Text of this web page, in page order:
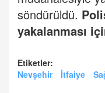
söndürüldü.
yakalanması
Etiketler:
Nevşehir
İtfaiye